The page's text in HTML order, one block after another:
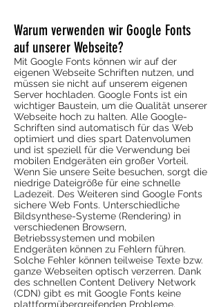
Warum verwenden wir Google Fonts
auf unserer Webseite?
Mit Google Fonts können wir auf der
eigenen Webseite Schriften nutzen, und
müssen sie nicht auf unserem eigenen
Server hochladen. Google Fonts ist ein
wichtiger Baustein, um die Qualität unserer
Webseite hoch zu halten. Alle Google-
Schriften sind automatisch für das Web
optimiert und dies spart Datenvolumen
und ist speziell für die Verwendung bei
mobilen Endgeräten ein großer Vorteil.
Wenn Sie unsere Seite besuchen, sorgt die
niedrige Dateigröße für eine schnelle
Ladezeit. Des Weiteren sind Google Fonts
sichere Web Fonts. Unterschiedliche
Bildsynthese-Systeme (Rendering) in
verschiedenen Browsern,
Betriebssystemen und mobilen
Endgeräten können zu Fehlern führen.
Solche Fehler können teilweise Texte bzw.
ganze Webseiten optisch verzerren. Dank
des schnellen Content Delivery Network
(CDN) gibt es mit Google Fonts keine
plattformübergreifenden Probleme.